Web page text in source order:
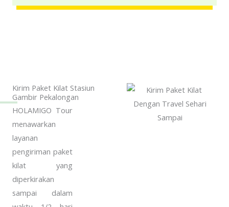
e
a
Kirim Paket Kilat Stasiun
Gambir Pekalongan
HOLAMIGO Tour
menawarkan
layanan
pengiriman paket
kilat yang
diperkirakan
sampai dalam